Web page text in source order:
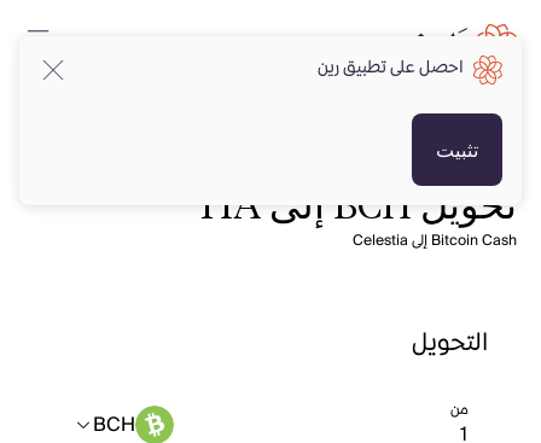
تحويل BCH إلى TIA
Bitcoin Cash إلى Celestia
التحويل
من BCH
احصل على تطبيق رين
تثبيت